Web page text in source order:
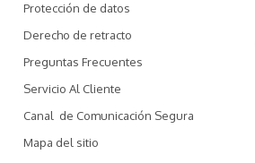
Protección de datos
Derecho de retracto
Preguntas Frecuentes
Servicio Al Cliente
Canal  de Comunicación Segura
Mapa del sitio